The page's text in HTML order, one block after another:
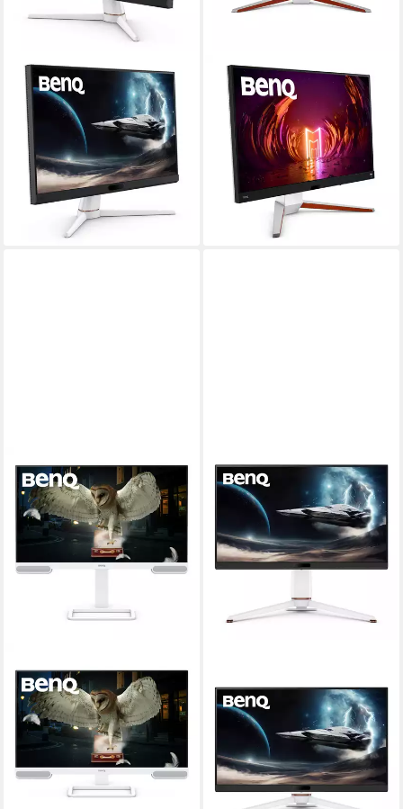
BENQ
MOBIUZ EX271 Gaming-LED-
Monitor
1 ms
Reaktionszeit
180 Hz Bildwiederholfrequenz
Produktdatenblatt
140,57 €
mtl. in 12 Raten
lieferbar - in 3-4 Werktagen bei dir
BENQ
MOBIUZ EX3210U LCD-
Monitor
81,82 cm/ 32 Zoll Diagonale
3840 x 2160 px, 4K Ultra HD
Auflösung
Produktdatenblatt
511,90 €
mtl. in 48 Raten
lieferbar - in 6-7 Werktagen bei dir